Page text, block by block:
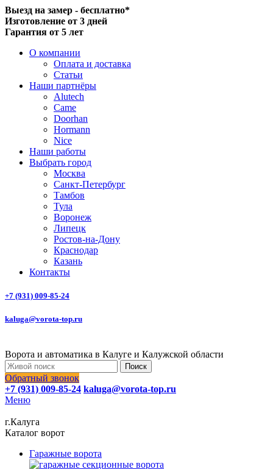
Выезд на замер - бесплатно*
Изготовление от 3 дней
Гарантия от 5 лет
О компании
Оплата и доставка
Статьи
Наши партнёры
Alutech
Came
Doorhan
Hormann
Nice
Наши работы
Выбрать город
Москва
Санкт-Петербург
Тамбов
Тула
Воронеж
Липецк
Ростов-на-Дону
Краснодар
Казань
Контакты
+7 (931) 009-85-24
kaluga@vorota-top.ru
Ворота и автоматика в Калуге и Калужской области
Поиск
Обратный звонок
+7 (931) 009-85-24 kaluga@vorota-top.ru
Меню
г.Калуга
Каталог ворот
Гаражные ворота